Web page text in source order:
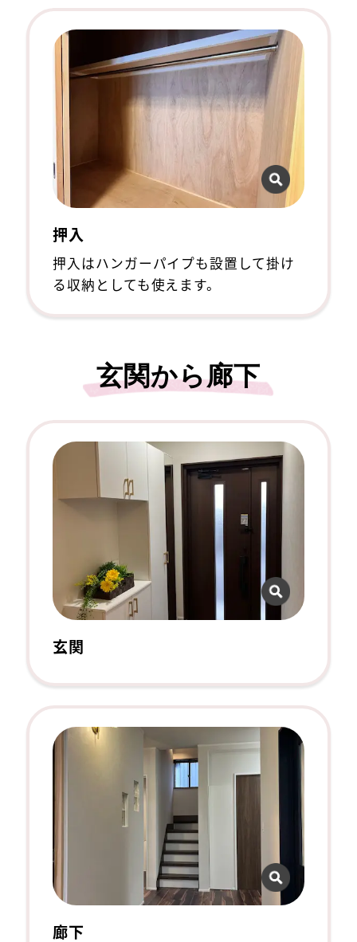
押入
押入はハンガーパイプも設置して掛け
る収納としても使えます。
玄関から廊下
玄関
廊下